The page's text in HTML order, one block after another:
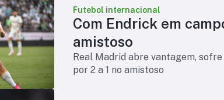
Futebol internacional
Com Endrick em
amistoso
Real Madrid abre vantagem,
por 2 a 1 no amistoso